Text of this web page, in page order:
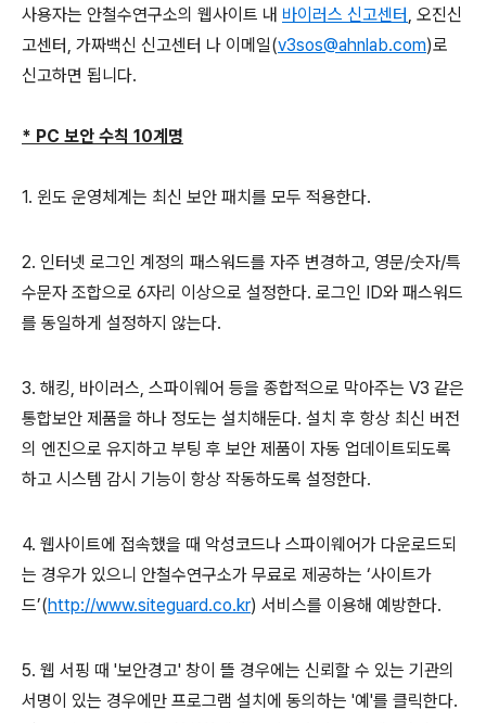
사용자는 안철수연구소의 웹사이트 내 바이러스 신고센터, 오진신
고센터, 가짜백신 신고센터 나 이메일(v3sos@ahnlab.com)로
신고하면 됩니다.
* PC 보안 수칙 10계명
1. 윈도 운영체계는 최신 보안 패치를 모두 적용한다.
2. 인터넷 로그인 계정의 패스워드를 자주 변경하고, 영문/숫자/특
수문자 조합으로 6자리 이상으로 설정한다. 로그인 ID와 패스워드
를 동일하게 설정하지 않는다.
3. 해킹, 바이러스, 스파이웨어 등을 종합적으로 막아주는 V3 같은
통합보안 제품을 하나 정도는 설치해둔다. 설치 후 항상 최신 버전
의 엔진으로 유지하고 부팅 후 보안 제품이 자동 업데이트되도록
하고 시스템 감시 기능이 항상 작동하도록 설정한다.
4. 웹사이트에 접속했을 때 악성코드나 스파이웨어가 다운로드되
는 경우가 있으니 안철수연구소가 무료로 제공하는 ‘사이트가
드’(http://www.siteguard.co.kr) 서비스를 이용해 예방한다.
5. 웹 서핑 때 '보안경고' 창이 뜰 경우에는 신뢰할 수 있는 기관의
서명이 있는 경우에만 프로그램 설치에 동의하는 '예'를 클릭한다.